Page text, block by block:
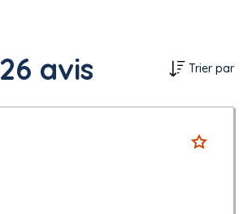
26 avis Trier par